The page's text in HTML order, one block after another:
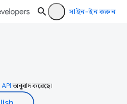
সাইন-ইন করুন
অনুবাদ করেছে।